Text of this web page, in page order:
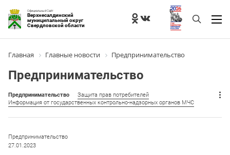
Официальный Сайт
Верхнесалдинский
муниципальный округ
Свердловской области
Главная Главные новости Предпринимательство
Предпринимательство
Предпринимательство
Защита прав потребителей
Информация от государственных контрольно-надзорных органов МЧС
Предпринимательство
27.01.2023